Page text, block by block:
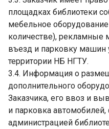
площадках библиотеки
мебельное
количестве), рекламные
въезд и парковку машин
территории НБ НГТУ.
3.4. Информация о
дополнительного
Заказчика, его ввоз и
и парковка автомобилей,
администрацией